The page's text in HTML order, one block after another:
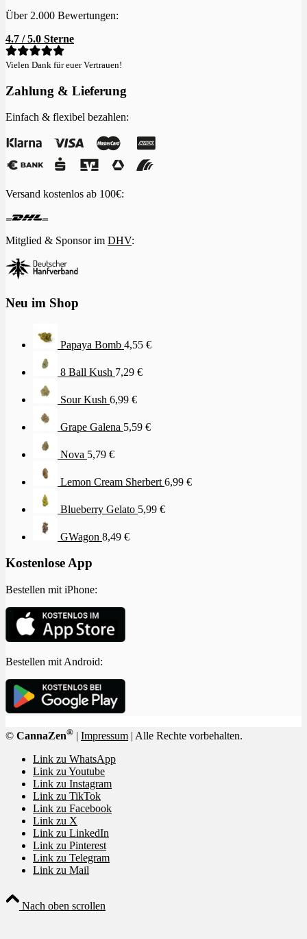
Über 2.000 Bewertungen:
4.7 / 5.0 Sterne
Vielen Dank für euer Vertrauen!
Zahlung & Lieferung
Einfach & flexibel bezahlen:
Versand kostenlos ab 100€:
Mitglied & Sponsor im DHV:
Neu im Shop
Papaya Bomb 4,55 €
8 Ball Kush 7,29 €
Sour Kush 6,99 €
Grape Galena 5,59 €
Nova 5,79 €
Lemon Cream Sherbert 6,99 €
Blueberry Gelato 5,99 €
GWagon 8,49 €
Kostenlose App
Bestellen mit iPhone:
Bestellen mit Android:
© CannaZen® | Impressum | Alle Rechte vorbehalten.
Link zu WhatsApp
Link zu Youtube
Link zu Instagram
Link zu TikTok
Link zu Facebook
Link zu X
Link zu LinkedIn
Link zu Pinterest
Link zu Telegram
Link zu Mail
Nach oben scrollen